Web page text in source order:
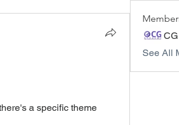
a specific theme
See All